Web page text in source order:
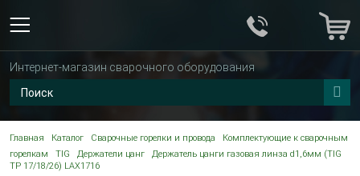
Интернет-магазин сварочного оборудования
Главная Каталог Сварочные горелки и провода
Комплектующие к сварочным
горелкам
TIG Держатели цанг
Держатель цанги газовая линза d1,6мм (TIG
TP 17/18/26) LAX1716